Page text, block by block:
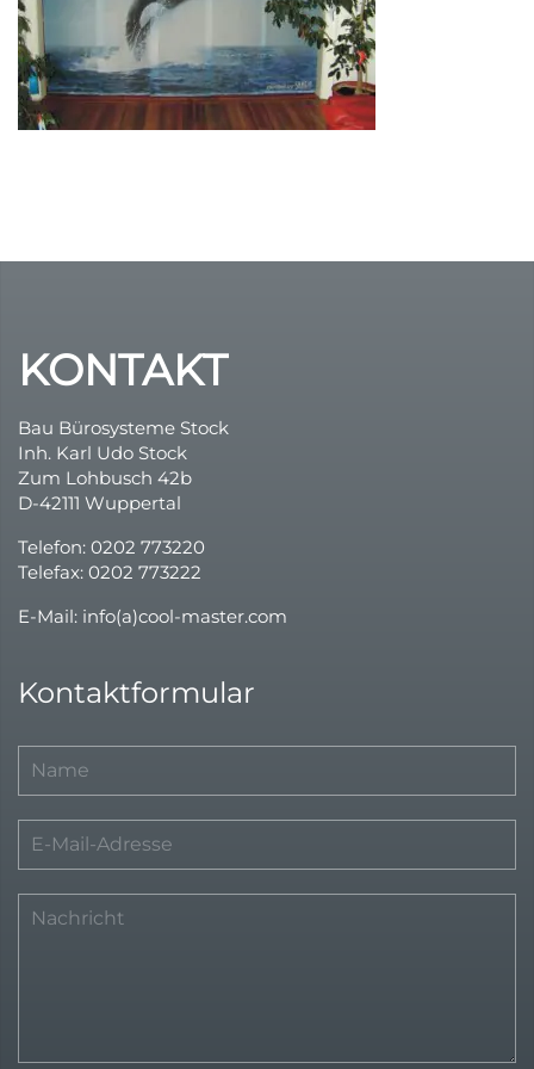
KONTAKT
Bau Bürosysteme Stock
Inh. Karl Udo Stock
Zum Lohbusch 42b
D-42111 Wuppertal
Telefon: 0202 773220
Telefax: 0202 773222
E-Mail: info(a)cool-master.com
Kontaktformular
Durchsicht
günstige Rollos
Sonnenschutz
Insektenschutz
Variable UV-B Energie !
Multirollo Video